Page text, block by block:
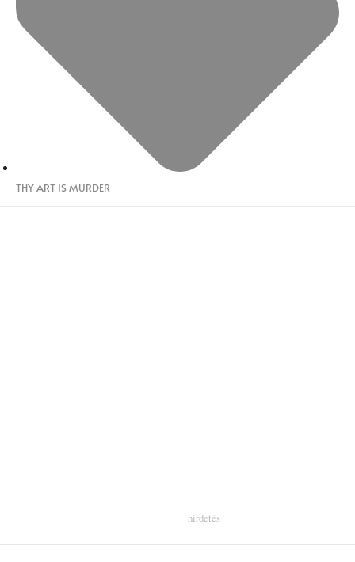
THY ART IS MURDER